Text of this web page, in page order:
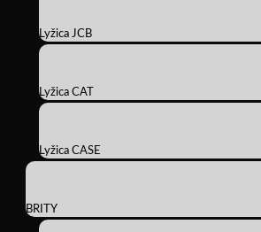
Lyžica JCB
Lyžica CAT
Lyžica CASE
BRITY